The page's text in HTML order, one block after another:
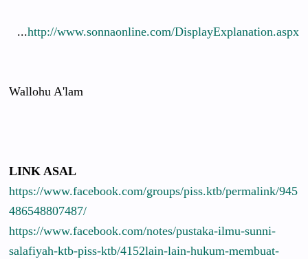
http://www.sonnaonline.com/DisplayExplanation.aspx
...
Wallohu A'lam
LINK ASAL
https://www.facebook.com/groups/piss.ktb/permalink/945
486548807487/
https://www.facebook.com/notes/pustaka-ilmu-sunni-
salafiyah-ktb-piss-ktb/4152lain-lain-hukum-membuat-